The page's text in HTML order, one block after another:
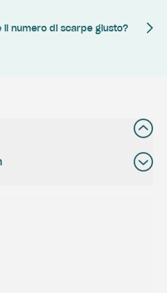
il numero di scarpe giusto?